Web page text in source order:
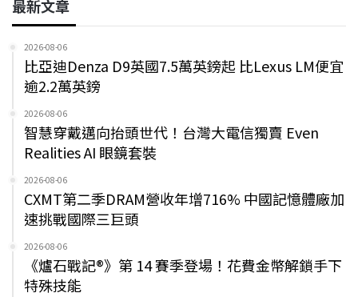
最新文章
2026-08-06
比亞迪Denza D9英國7.5萬英鎊起 比Lexus LM便宜
逾2.2萬英鎊
2026-08-06
智慧穿戴邁向抬頭世代！台灣大電信獨賣 Even
Realities AI 眼鏡套裝
2026-08-06
CXMT第二季DRAM營收年增716% 中國記憶體廠加
速挑戰國際三巨頭
2026-08-06
《爐石戰記®》第 14 賽季登場！花費金幣解鎖手下
特殊技能